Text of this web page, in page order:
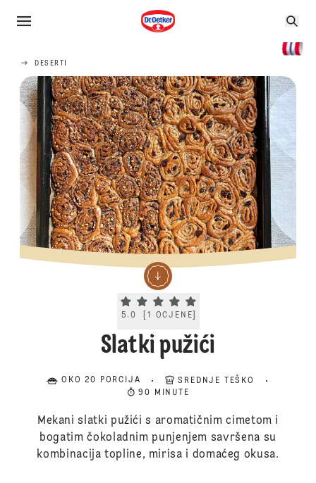
DESERTI
Current rating 5.0. Click to rate.
5.0 1 OCJENE
Slatki pužići
OKO 20 PORCIJA
SREDNJE TEŠKO
90 MINUTE
Mekani slatki pužići s aromatičnim cimetom i
bogatim čokoladnim punjenjem savršena su
kombinacija topline, mirisa i domaćeg okusa.